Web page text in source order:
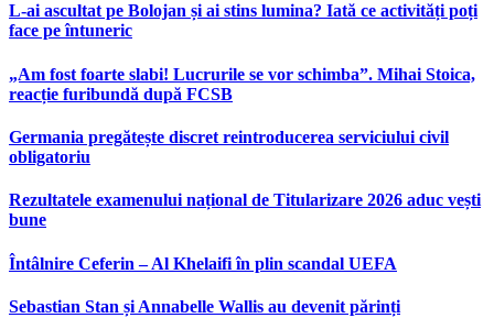
L-ai ascultat pe Bolojan și ai stins lumina? Iată ce activități poți
face pe întuneric
„Am fost foarte slabi! Lucrurile se vor schimba”. Mihai Stoica,
reacție furibundă după FCSB
Germania pregătește discret reintroducerea serviciului civil
obligatoriu
Rezultatele examenului național de Titularizare 2026 aduc vești
bune
Întâlnire Ceferin – Al Khelaifi în plin scandal UEFA
Sebastian Stan și Annabelle Wallis au devenit părinți